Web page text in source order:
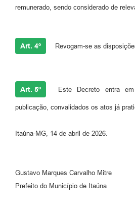
remunerado, sendo considerado de
Art. 4º Revogam-se as
Art. 5º Este Decreto entra
publicação, convalidados os atos já
Itaúna-MG, 14 de abril de 2026.
Gustavo Marques Carvalho Mitre
Prefeito do Município de Itaúna